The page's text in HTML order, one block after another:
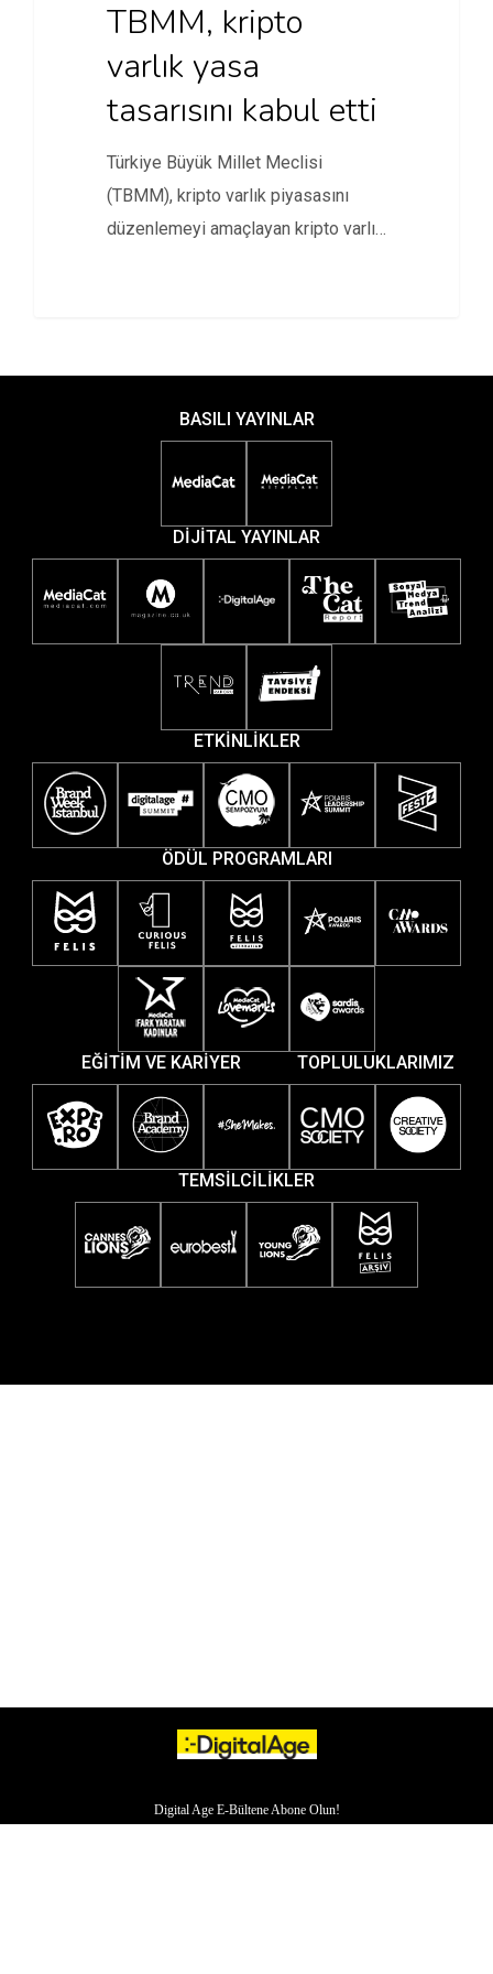
TBMM, kripto
varlık yasa
tasarısını kabul etti
Türkiye Büyük Millet Meclisi
(TBMM), kripto varlık piyasasını
düzenlemeyi amaçlayan kripto varlık
BASILI YAYINLAR
DİJİTAL YAYINLAR
ETKİNLİKLER
ÖDÜL PROGRAMLARI
EĞİTİM VE KARİYER TOPLULUKLARIMIZ
TEMSİLCİLİKLER
Digital Age E-Bültene Abone Olun!